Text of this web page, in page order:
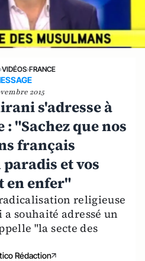
›VIDÉOS›FRANCE
2015
s'adresse à
"Sachez que nos
français
et vos
en enfer"
religieuse
souhaité adressé un
"la secte des
Rédaction